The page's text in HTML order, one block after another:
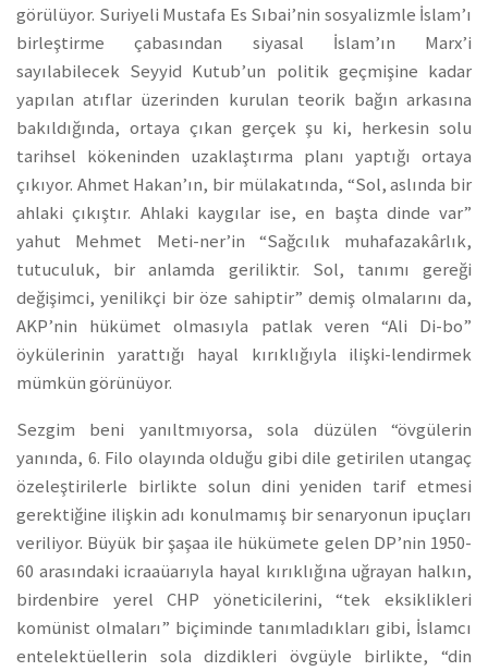
görülüyor. Suriyeli Mustafa Es Sıbai’nin sosyalizmle İslam’ı
birleştirme çabasından siyasal İslam’ın Marx’i
sayılabilecek Seyyid Kutub’un politik geçmişine kadar
yapılan atıflar üzerinden kurulan teorik bağın arkasına
bakıldığında, ortaya çıkan gerçek şu ki, herkesin solu
tarihsel kökeninden uzaklaştırma planı yaptığı ortaya
çıkıyor. Ahmet Hakan’ın, bir mülakatında, “Sol, aslında bir
ahlaki çıkıştır. Ahlaki kaygılar ise, en başta dinde var”
yahut Mehmet Meti-ner’in “Sağcılık muhafazakârlık,
tutuculuk, bir anlamda geriliktir. Sol, tanımı gereği
değişimci, yenilikçi bir öze sahiptir” demiş olmalarını da,
AKP’nin hükümet olmasıyla patlak veren “Ali Di-bo”
öykülerinin yarattığı hayal kırıklığıyla ilişki-lendirmek
mümkün görünüyor.
Sezgim beni yanıltmıyorsa, sola düzülen “övgülerin
yanında, 6. Filo olayında olduğu gibi dile getirilen utangaç
özeleştirilerle birlikte solun dini yeniden tarif etmesi
gerektiğine ilişkin adı konulmamış bir senaryonun ipuçları
veriliyor. Büyük bir şaşaa ile hükümete gelen DP’nin 1950-
60 arasındaki icraaüarıyla hayal kırıklığına uğrayan halkın,
birdenbire yerel CHP yöneticilerini, “tek eksiklikleri
komünist olmaları” biçiminde tanımladıkları gibi, İslamcı
entelektüellerin sola dizdikleri övgüyle birlikte, “din